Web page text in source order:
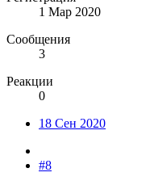
1 Мар 2020
Сообщения
3
Реакции
0
18 Сен 2020
#8